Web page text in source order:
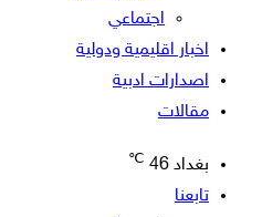
اجتماعي
اخبار اقليمية ودولية
اصدارات ادبية
مقالات
بغداد 46
℃
تابعنا